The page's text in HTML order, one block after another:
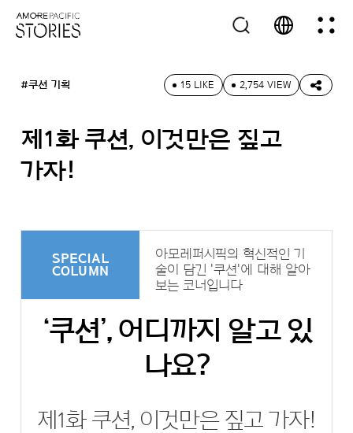
#쿠션 기획 15 LIKE 2,754 VIEW
제1화 쿠션, 이것만은 짚고
가자!
SPECIAL
COLUMN
아모레퍼시픽의 혁신적인 기
술이 담긴 '쿠션'에 대해 알아
보는 코너입니다
‘쿠션’, 어디까지 알고 있
나요?
제1화 쿠션, 이것만은 짚고 가자!